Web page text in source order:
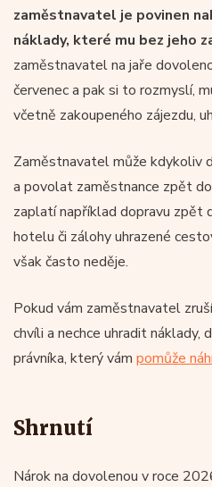
zaměstnavatel je povinen
náklady, které mu bez jeho
zaměstnavatel na jaře
červenec a pak si to rozmyslí,
včetně zakoupeného zájezdu,
Zaměstnavatel může kdykoliv
a povolat zaměstnance zpět
zaplatí například dopravu zpět
hotelu či zálohy uhrazené
však často neděje.
Pokud vám zaměstnavatel
chvíli a nechce uhradit náklady,
právníka, který vám pomůže
Shrnutí
Nárok na dovolenou v roce